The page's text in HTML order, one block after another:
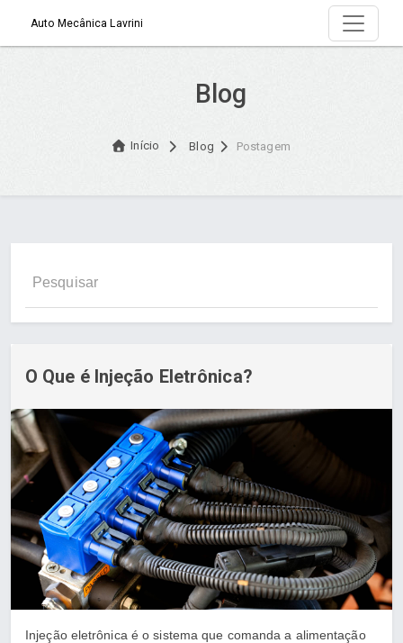
Auto Mecânica Lavrini
Blog
Início Blog Postagem
O Que é Injeção Eletrônica?
Injeção eletrônica é o sistema que comanda a alimentação